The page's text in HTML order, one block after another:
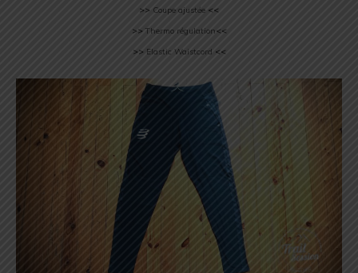
>> Coupe ajustée <<
>> Thermo régulation<<
>> Elastic Waistcord <<